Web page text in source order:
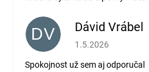
DV Dávid Vrábel
Hodnotenie
1.5.2026
Spokojnost už sem aj odporučal